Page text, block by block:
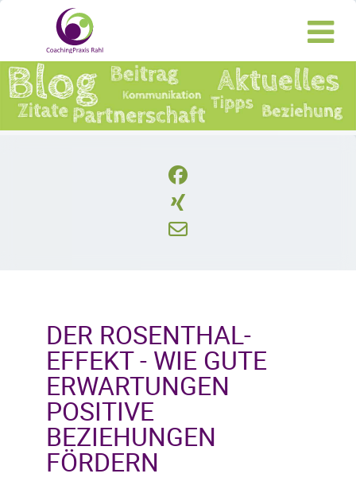
DER ROSENTHAL-
EFFEKT - WIE GUTE
ERWARTUNGEN
POSITIVE
BEZIEHUNGEN
FÖRDERN